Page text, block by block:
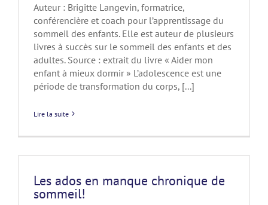
Auteur : Brigitte Langevin, formatrice,
conférencière et coach pour l’apprentissage du
sommeil des enfants. Elle est auteur de plusieurs
livres à succès sur le sommeil des enfants et des
adultes. Source : extrait du livre « Aider mon
enfant à mieux dormir » L’adolescence est une
période de transformation du corps, [...]
Lire la suite
Les ados en manque chronique de
sommeil!